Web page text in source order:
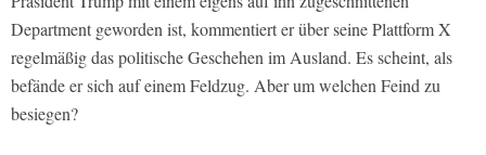
Department geworden ist, kommentiert er über seine Plattform X
regelmäßig das politische Geschehen im Ausland. Es scheint, als
befände er sich auf einem Feldzug. Aber um welchen Feind zu
besiegen?